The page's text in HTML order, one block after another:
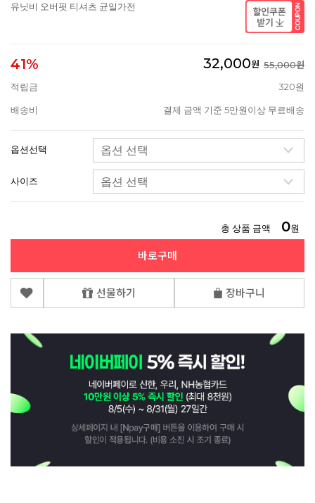
유닛비 오버핏 티셔츠 균일가전
41% 32,000원 55,000원
적립금
320원
배송비 결제 금액 기준 5만원이상 무료배송
옵션선택
사이즈
총 상품 금액 0원
바로구매
선물하기 장바구니